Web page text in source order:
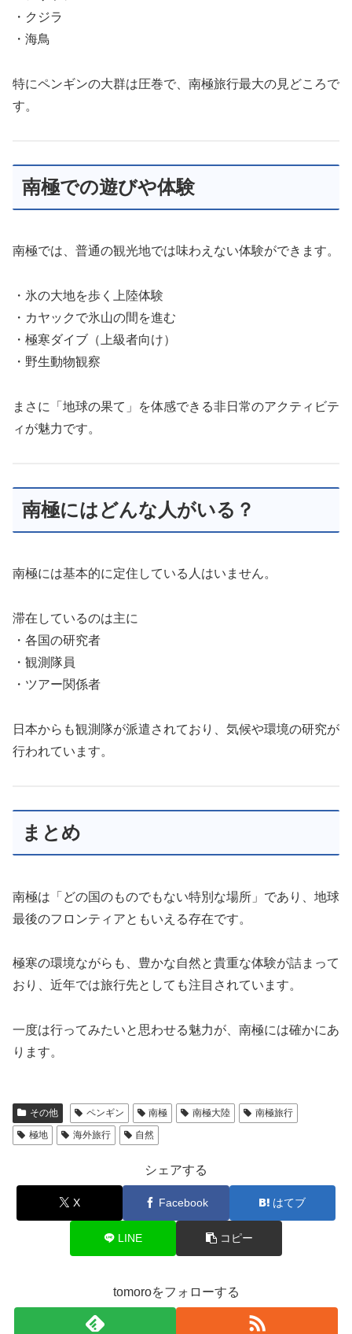
・クジラ
・海鳥
特にペンギンの大群は圧巻で、南極旅行最大の見どころで
す。
南極での遊びや体験
南極では、普通の観光地では味わえない体験ができます。
・氷の大地を歩く上陸体験
・カヤックで氷山の間を進む
・極寒ダイブ（上級者向け）
・野生動物観察
まさに「地球の果て」を体感できる非日常のアクティビテ
ィが魅力です。
南極にはどんな人がいる？
南極には基本的に定住している人はいません。
滞在しているのは主に
・各国の研究者
・観測隊員
・ツアー関係者
日本からも観測隊が派遣されており、気候や環境の研究が
行われています。
まとめ
南極は「どの国のものでもない特別な場所」であり、地球
最後のフロンティアともいえる存在です。
極寒の環境ながらも、豊かな自然と貴重な体験が詰まって
おり、近年では旅行先としても注目されています。
一度は行ってみたいと思わせる魅力が、南極には確かにあ
ります。
その他 ペンギン 南極 南極大陸
南極旅行
極地
海外旅行 自然
シェアする
X Facebook はてブ
LINE コピー
tomoroをフォローする